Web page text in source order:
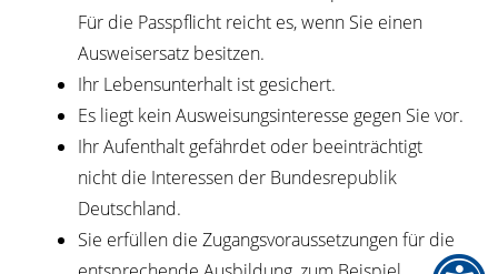
Für die Passpflicht reicht es, wenn Sie einen
Ausweisersatz besitzen.
Ihr Lebensunterhalt ist gesichert.
Es liegt kein Ausweisungsinteresse gegen Sie vor.
Ihr Aufenthalt gefährdet oder beeinträchtigt
nicht die Interessen der Bundesrepublik
Deutschland.
Sie erfüllen die Zugangsvoraussetzungen für die